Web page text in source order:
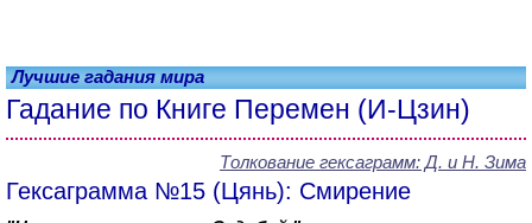
Лучшие гадания мира
Гадание по Книге Перемен (И-Цзин)
Толкование гексаграмм: Д. и Н. Зима
Гексаграмма №15 (Цянь): Смирение